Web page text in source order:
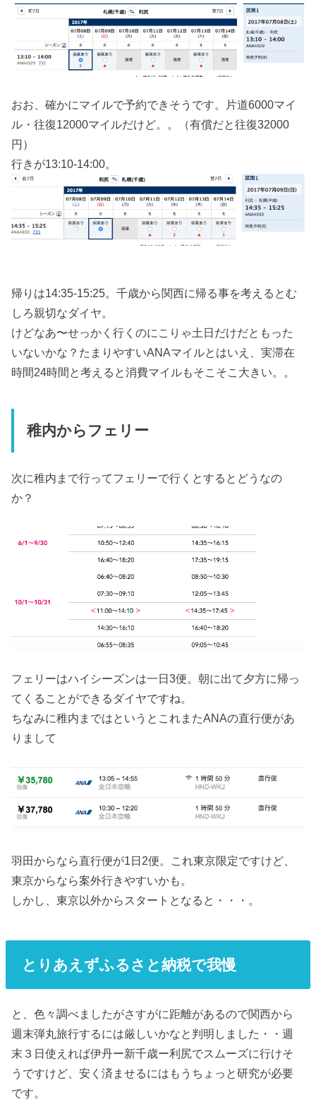
おお、確かにマイルで予約できそうです。片道6000マイ
ル・往復12000マイルだけど。。（有償だと往復32000
円）
行きが13:10-14:00。
帰りは14:35-15:25。千歳から関西に帰る事を考えるとむ
しろ親切なダイヤ。
けどなあ〜せっかく行くのにこりゃ土日だけだともった
いないかな？たまりやすいANAマイルとはいえ、実滞在
時間24時間と考えると消費マイルもそこそこ大きい。。
稚内からフェリー
次に稚内まで行ってフェリーで行くとするとどうなの
か？
フェリーはハイシーズンは一日3便。朝に出て夕方に帰っ
てくることができるダイヤですね。
ちなみに稚内まではというとこれまたANAの直行便があ
りまして
羽田からなら直行便が1日2便。これ東京限定ですけど、
東京からなら案外行きやすいかも。
しかし、東京以外からスタートとなると・・・。
とりあえずふるさと納税で我慢
と、色々調べましたがさすがに距離があるので関西から
週末弾丸旅行するには厳しいかなと判明しました・・週
末３日使えれば伊丹ー新千歳ー利尻でスムーズに行けそ
うですけど、安く済ませるにはもうちょっと研究が必要
です。